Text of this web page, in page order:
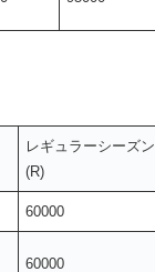
レギュラーシーズン
(R)
60000
60000